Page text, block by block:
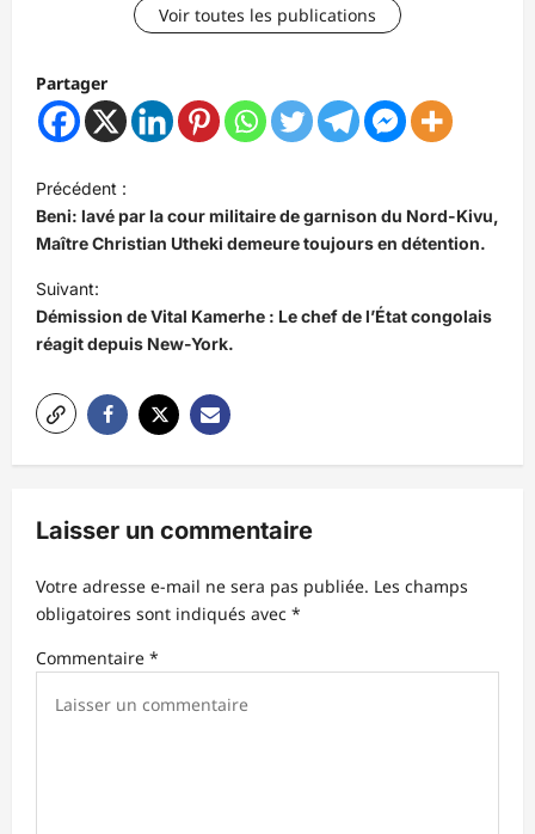
Voir toutes les publications
Partager
a
v
i
g
a
t
i
o
d
’
a
r
Précédent :
Beni: lavé par la cour militaire de garnison du Nord-Kivu,
Maître Christian Utheki demeure toujours en détention.
Suivant:
Démission de Vital Kamerhe : Le chef de l’État congolais
réagit depuis New-York.
Laisser un commentaire
Votre adresse e-mail ne sera pas publiée. Les champs
obligatoires sont indiqués avec *
Commentaire *